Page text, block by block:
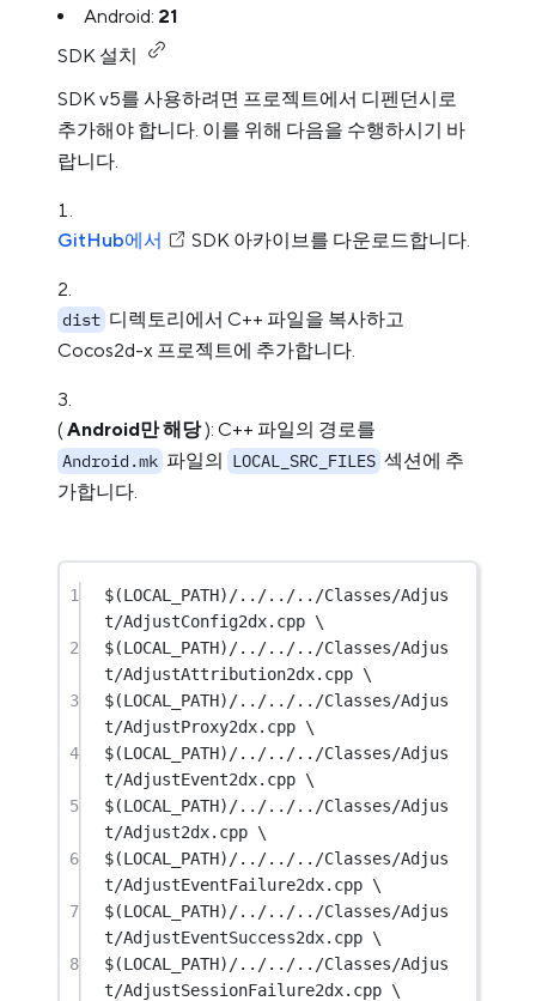
Android: 21
SDK 설치
SDK v5를 사용하려면 프로젝트에서 디펜던시로
추가해야 합니다. 이를 위해 다음을 수행하시기 바
랍니다.
GitHub에서 SDK 아카이브를 다운로드합니다.
dist 디렉토리에서 C++ 파일을 복사하고
Cocos2d-x 프로젝트에 추가합니다.
(Android만 해당): C++ 파일의 경로를
Android.mk 파일의 LOCAL_SRC_FILES 섹션에 추
가합니다.
1
$(LOCAL_PATH)/../../../Classes/Adjus
t/AdjustConfig2dx.cpp \
2
$(LOCAL_PATH)/../../../Classes/Adjus
t/AdjustAttribution2dx.cpp \
3
$(LOCAL_PATH)/../../../Classes/Adjus
t/AdjustProxy2dx.cpp \
4
$(LOCAL_PATH)/../../../Classes/Adjus
t/AdjustEvent2dx.cpp \
5
$(LOCAL_PATH)/../../../Classes/Adjus
t/Adjust2dx.cpp \
6
$(LOCAL_PATH)/../../../Classes/Adjus
t/AdjustEventFailure2dx.cpp \
7
$(LOCAL_PATH)/../../../Classes/Adjus
t/AdjustEventSuccess2dx.cpp \
8
$(LOCAL_PATH)/../../../Classes/Adjus
t/AdjustSessionFailure2dx.cpp \